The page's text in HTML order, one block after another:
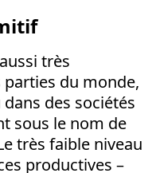
très
du monde,
des sociétés
sous le nom de
très faible niveau
productives –